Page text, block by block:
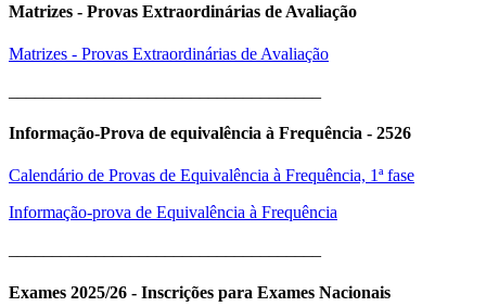
Matrizes - Provas Extraordinárias de Avaliação
Matrizes - Provas Extraordinárias de Avaliação
Informação-Prova de equivalência à Frequência - 2526
Calendário de Provas de Equivalência à Frequência, 1ª fase
Informação-prova de Equivalência à Frequência
Exames 2025/26 - Inscrições para Exames Nacionais